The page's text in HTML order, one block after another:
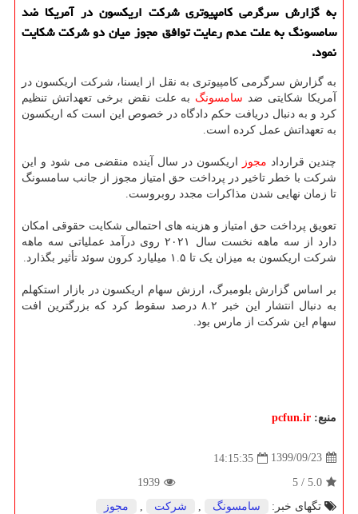
به گزارش سرگرمی کامپیوتری شرکت اریکسون در آمریکا ضد
سامسونگ به علت عدم رعایت توافق مجوز میان دو شرکت شکایت
نمود.
به گزارش سرگرمی کامپیوتری به نقل از ایسنا، شرکت اریکسون در
آمریکا شکایتی ضد سامسونگ به علت نقض برخی تعهداتش تنظیم
کرد و به دنبال دریافت حکم دادگاه در خصوص این است که اریکسون
به تعهداتش عمل کرده است.
چندین قرارداد مجوز
اریکسون در سال آینده منقضی می شود و این
شرکت با خطر تاخیر در پرداخت حق امتیاز مجوز از جانب سامسونگ
تا زمان نهایی شدن مذاکرات مجدد روبروست.
تعویق پرداخت حق امتیاز و هزینه های احتمالی شکایت حقوقی امکان
دارد از سه ماهه نخست سال ۲۰۲۱ روی درآمد عملیاتی سه ماهه
شرکت اریکسون به میزان یک تا ۱.۵ میلیارد کرون سوئد تأثیر بگذارد.
بر اساس گزارش بلومبرگ، ارزش سهام اریکسون در بازار استکهلم
به دنبال انتشار این خبر ۸.۲ درصد سقوط کرد که بزرگترین افت
سهام این شرکت از مارس بود.
منبع: pcfun.ir
1399/09/23
14:15:35
5.0
/
5
1939
تگهای خبر:
سامسونگ , شركت , مجوز